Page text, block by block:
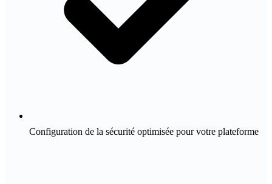
Configuration de la sécurité optimisée pour votre plateforme